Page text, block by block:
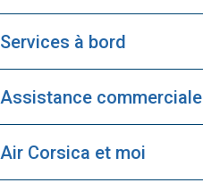
Services à bord
Assistance commerciale
Air Corsica et moi